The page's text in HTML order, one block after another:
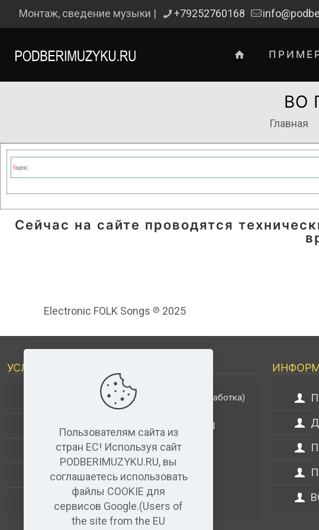
Монтаж, сведение музыки | +79252760168
ВО
Главная
Сейчас на сайте проводятся
Electronic FOLK Songs ℗ 2025
УСЛУГИ
ДОПОЛНИТЕЛЬНЫЕ УСЛУГИ (обработка)
АНАЛИЗ МУЗЫКАЛЬНЫХ ТРЕКОВ
ВИДЕО+АУДИО
УСЛУГИ ЗВУКОЗАПИСИ
АУДИО РЕДАКТОР(бесплатный)
Пользователям сайта из
стран ЕС! Используя сайт
PODBERIMUZYKU.RU, вы
соглашаетесь использовать
файлы COOKIE для
сервисов Google.(Users of
the site from the EU